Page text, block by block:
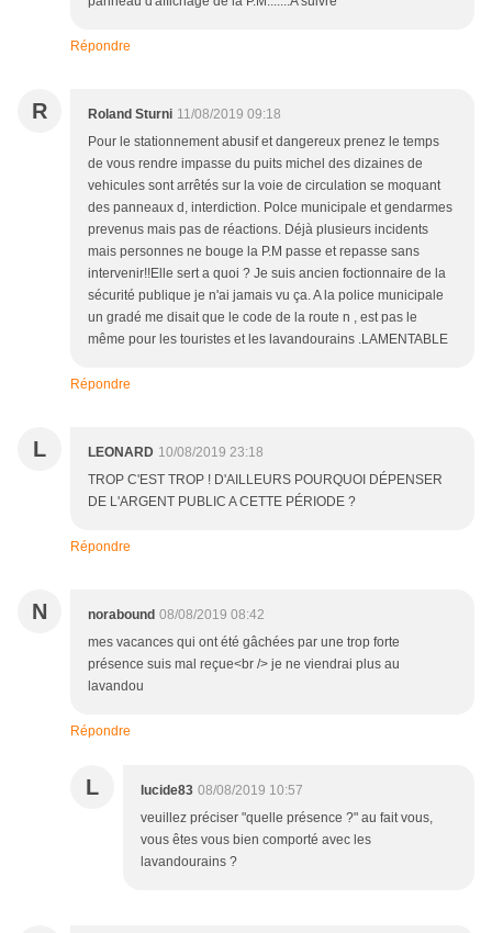
Répondre
R Roland Sturni 11/08/2019 09:18
Pour le stationnement abusif et dangereux prenez le temps
de vous rendre impasse du puits michel des dizaines de
vehicules sont arrêtés sur la voie de circulation se moquant
des panneaux d, interdiction. Polce municipale et gendarmes
prevenus mais pas de réactions. Déjà plusieurs incidents
mais personnes ne bouge la P.M passe et repasse sans
intervenir!!Elle sert a quoi ? Je suis ancien foctionnaire de la
sécurité publique je n'ai jamais vu ça. A la police municipale
un gradé me disait que le code de la route n , est pas le
même pour les touristes et les lavandourains .LAMENTABLE
Répondre
L LEONARD 10/08/2019 23:18
TROP C'EST TROP ! D'AILLEURS POURQUOI DÉPENSER
DE L'ARGENT PUBLIC A CETTE PÉRIODE ?
Répondre
N norabound 08/08/2019 08:42
mes vacances qui ont été gâchées par une trop forte
présence suis mal reçue<br /> je ne viendrai plus au
lavandou
Répondre
L lucide83 08/08/2019 10:57
veuillez préciser "quelle présence ?" au fait vous,
vous êtes vous bien comporté avec les
lavandourains ?